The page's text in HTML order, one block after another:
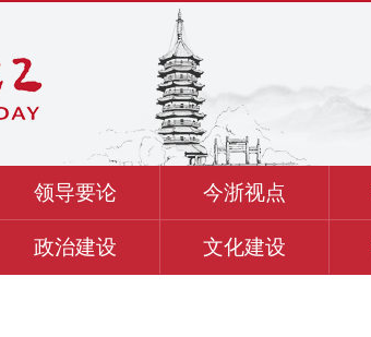
领导要论 今浙视点
政治建设 文化建设